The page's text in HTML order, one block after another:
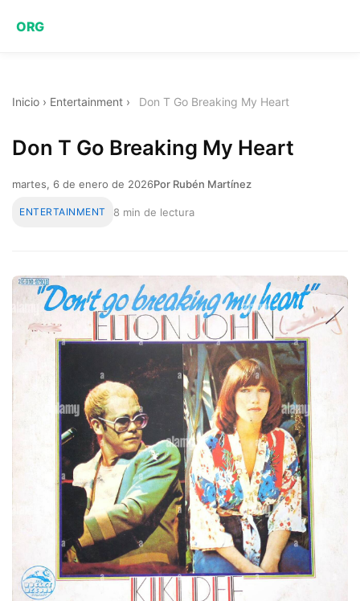
ORG
Inicio › Entertainment › Don T Go Breaking My Heart
Don T Go Breaking My Heart
martes, 6 de enero de 2026Por Rubén Martínez
ENTERTAINMENT 8 min de lectura